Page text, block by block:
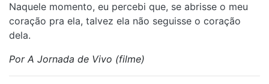
Naquele momento, eu percebi que, se abrisse o meu
coração pra ela, talvez ela não seguisse o coração
dela.
Por A Jornada de Vivo (filme)